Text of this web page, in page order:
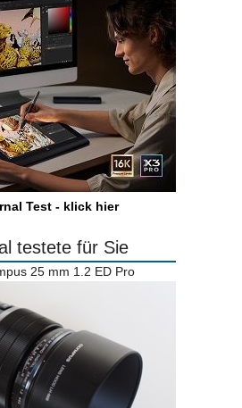
Test - klick hier
testete für Sie
25 mm 1.2 ED Pro